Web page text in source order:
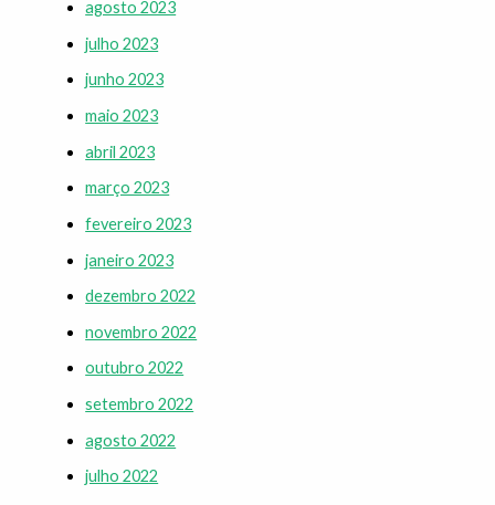
agosto 2023
julho 2023
junho 2023
maio 2023
abril 2023
março 2023
fevereiro 2023
janeiro 2023
dezembro 2022
novembro 2022
outubro 2022
setembro 2022
agosto 2022
julho 2022